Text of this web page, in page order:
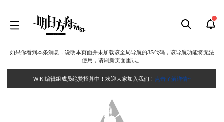
如果你看到本条消息，说明本页面并未加载该全局导航的JS代码，该导航功能将无法
使用，请刷新页面重试。
WIKI编辑组成员绝赞招募中！欢迎大家加入我们！ 点击了解详情~